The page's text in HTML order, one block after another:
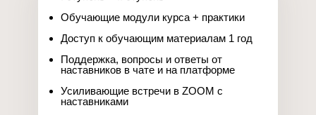
Обучающие модули курса + практики
Доступ к обучающим материалам 1 год
Поддержка, вопросы и ответы от
наставников в чате и на платформе
Усиливающие встречи в ZOOM с
наставниками